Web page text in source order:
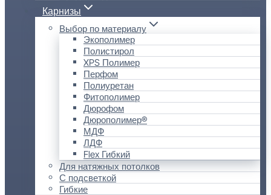
Карнизы
Выбор по материалу
Экополимер
Полистирол
XPS Полимер
Перфом
Полиуретан
Фитополимер
Дюрофом
Дюрополимер®
МДФ
ЛДФ
Flex Гибкий
Для натяжных потолков
С подсветкой
Гибкие